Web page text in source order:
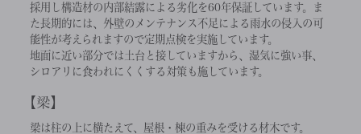
採用し構造材の内部結露による劣化を60年保証しています。ま
た長期的には、外壁のメンテナンス不足による雨水の侵入の可
能性が考えられますので定期点検を実施しています。
地面に近い部分では土台と接していますから、湿気に強い事、
シロアリに食われにくくする対策も施しています。
梁
梁は柱の上に横たえて、屋根・棟の重みを受ける材木です。